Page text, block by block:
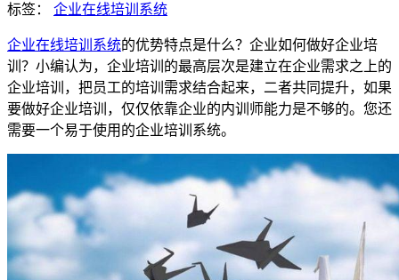
标签：
企业在线培训系统
企业在线培训系统的优势特点是什么？企业如何做好企业培
训？小编认为，企业培训的最高层次是建立在企业需求之上的
企业培训，把员工的培训需求结合起来，二者共同提升，如果
要做好企业培训，仅仅依靠企业的内训师能力是不够的。您还
需要一个易于使用的企业培训系统。